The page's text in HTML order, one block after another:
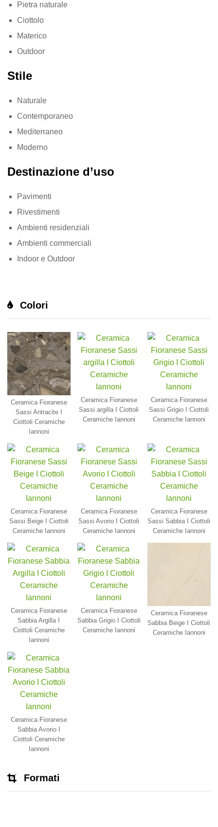
Pietra naturale
Ciottolo
Materico
Outdoor
Stile
Naturale
Contemporaneo
Mediterraneo
Moderno
Destinazione d’uso
Pavimenti
Rivestimenti
Ambienti residenziali
Ambienti commerciali
Indoor e Outdoor
Colori
Ceramica Fioranese
Sassi Antracite I
Ciottoli Ceramiche
Iannoni
Ceramica Fioranese
Sassi argilla I Ciottoli
Ceramiche Iannoni
Ceramica Fioranese
Sassi Grigio I Ciottoli
Ceramiche Iannoni
Ceramica Fioranese
Sassi Beige I Ciottoli
Ceramiche Iannoni
Ceramica Fioranese
Sassi Avorio I Ciottoli
Ceramiche Iannoni
Ceramica Fioranese
Sassi Sabbia I Ciottoli
Ceramiche Iannoni
Ceramica Fioranese
Sabbia Argilla I
Ciottoli Ceramiche
Iannoni
Ceramica Fioranese
Sabbia Grigio I Ciottoli
Ceramiche Iannoni
Ceramica Fioranese
Sabbia Beige I Ciottoli
Ceramiche Iannoni
Ceramica Fioranese
Sabbia Avorio I
Ciottoli Ceramiche
Iannoni
Formati